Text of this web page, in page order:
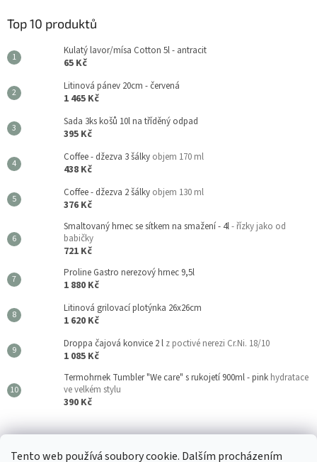
Tento web používá soubory cookie. Dalším procházením
Top 10 produktů
Kulatý lavor/mísa Cotton 5l - antracit
65 Kč
Litinová pánev 20cm - červená
1 465 Kč
Sada 3ks košů 10l na tříděný odpad
395 Kč
Coffee - džezva 3 šálky objem 170 ml
438 Kč
Coffee - džezva 2 šálky objem 130 ml
376 Kč
Smaltovaný hrnec se sítkem na smažení - 4l- řízky jako od
babičky
721 Kč
Proline Gastro nerezový hrnec 9,5l
1 880 Kč
Litinová grilovací plotýnka 26x26cm
1 620 Kč
Droppa čajová konvice 2 l z poctivé nerezi Cr.Ni. 18/10
1 085 Kč
Termohrnek Tumbler "We care" s rukojetí 900ml - pink hydratace
ve velkém stylu
390 Kč